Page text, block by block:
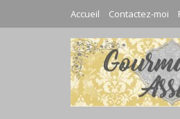
Accueil Contactez-moi